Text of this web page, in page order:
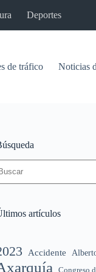
Deportes
de tráfico Noticias
artículos
Accidente
Congreso